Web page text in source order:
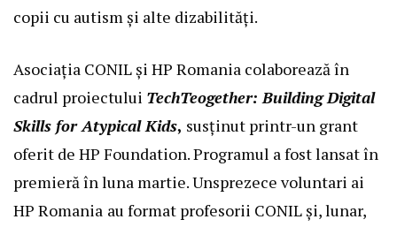
copii cu autism și alte dizabilități.
Asociația CONIL și HP Romania colaborează în
cadrul proiectului TechTeogether: Building Digital
Skills for Atypical Kids, susținut printr-un grant
oferit de HP Foundation. Programul a fost lansat în
premieră în luna martie. Unsprezece voluntari ai
HP Romania au format profesorii CONIL și, lunar,